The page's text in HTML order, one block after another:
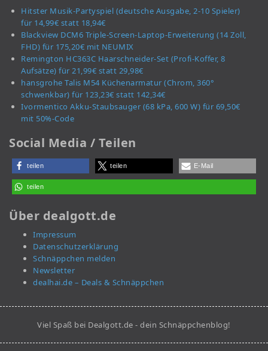
Hitster Musik-Partyspiel (deutsche Ausgabe, 2-10 Spieler)
für 14,99€ statt 18,94€
Blackview DCM6 Triple-Screen-Laptop-Erweiterung (14 Zoll,
FHD) für 175,20€ mit NEUMIX
Remington HC363C Haarschneider-Set (Profi-Koffer, 8
Aufsätze) für 21,99€ statt 29,98€
hansgrohe Talis M54 Küchenarmatur (Chrom, 360°
schwenkbar) für 123,23€ statt 142,34€
Ivormentico Akku-Staubsauger (68 kPa, 600 W) für 69,50€
mit 50%-Code
Social Media / Teilen
teilen teilen E-Mail
teilen
Über dealgott.de
Impressum
Datenschutzerklärung
Schnäppchen melden
Newsletter
dealhai.de – Deals & Schnäppchen
Viel Spaß bei Dealgott.de - dein Schnäppchenblog!